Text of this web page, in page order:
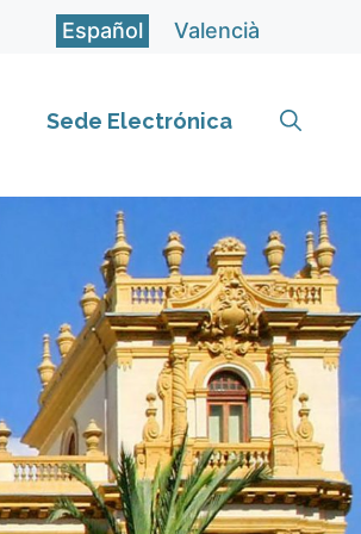
Español Valencià
Sede Electrónica